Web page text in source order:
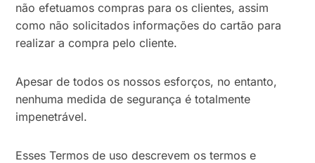
não efetuamos compras para os clientes, assim
como não solicitados informações do cartão para
realizar a compra pelo cliente.
Apesar de todos os nossos esforços, no entanto,
nenhuma medida de segurança é totalmente
impenetrável.
Esses Termos de uso descrevem os termos e